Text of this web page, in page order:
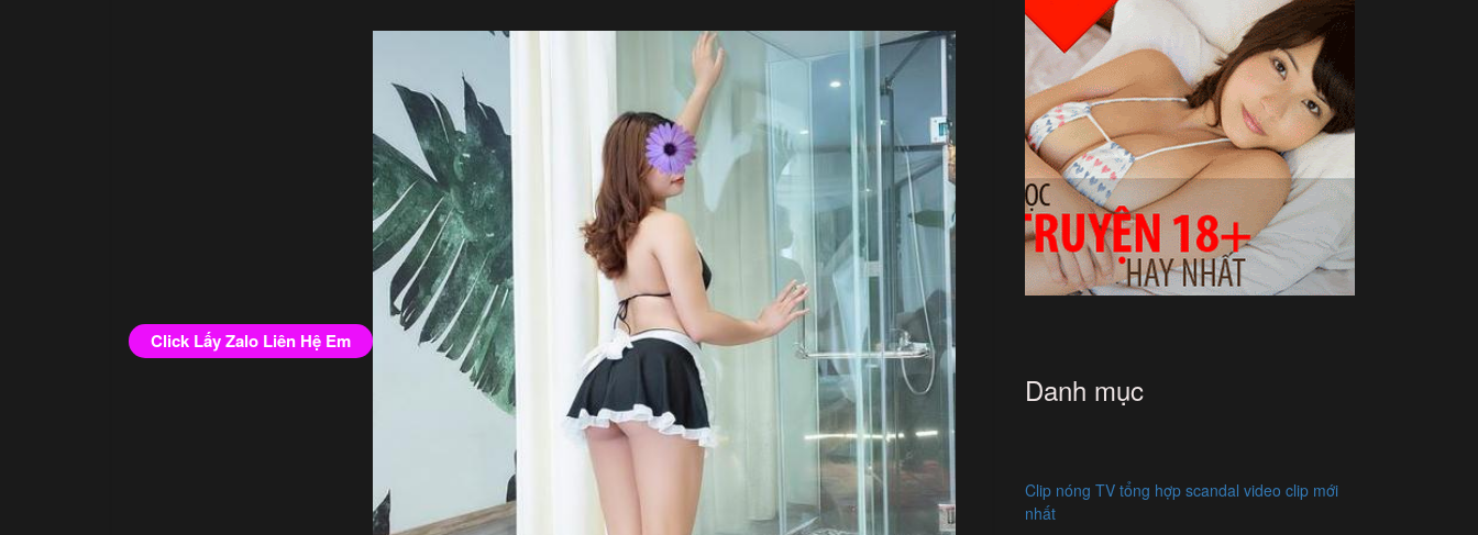
Click Lấy Zalo Liên Hệ Em
Danh mục
Clip nóng TV tổng hợp scandal video clip mới
nhất